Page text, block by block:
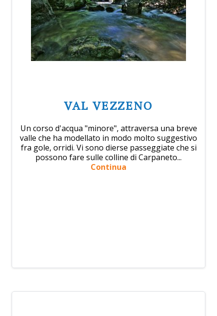
VAL VEZZENO
Un corso d'acqua "minore", attraversa una breve
valle che ha modellato in modo molto suggestivo
fra gole, orridi. Vi sono dierse passeggiate che si
possono fare sulle colline di Carpaneto...
Continua